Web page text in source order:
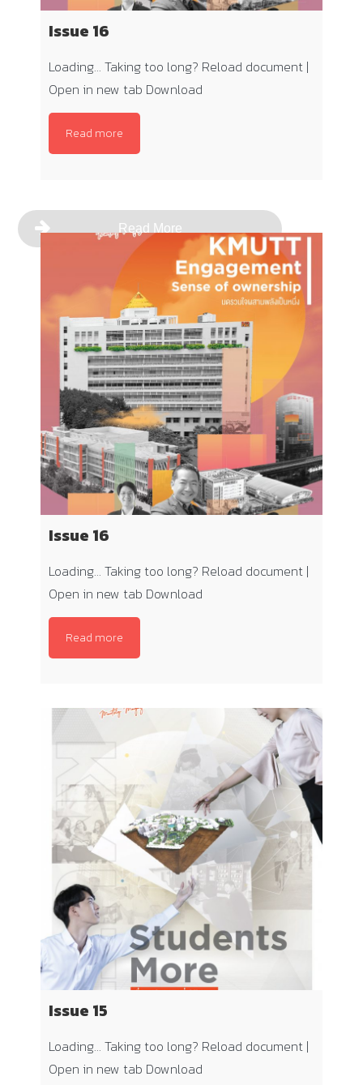
Issue 16
Loading… Taking too long? Reload document |
Open in new tab Download
Read more
Read More
Issue 16
Loading… Taking too long? Reload document |
Open in new tab Download
Read more
Issue 15
Loading… Taking too long? Reload document |
Open in new tab Download